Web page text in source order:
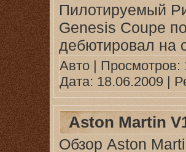
Пилотируемый
Genesis Coupe
дебютировал на
Авто |
Дата: 18.06.2009 |
Aston Martin
Обзор Aston